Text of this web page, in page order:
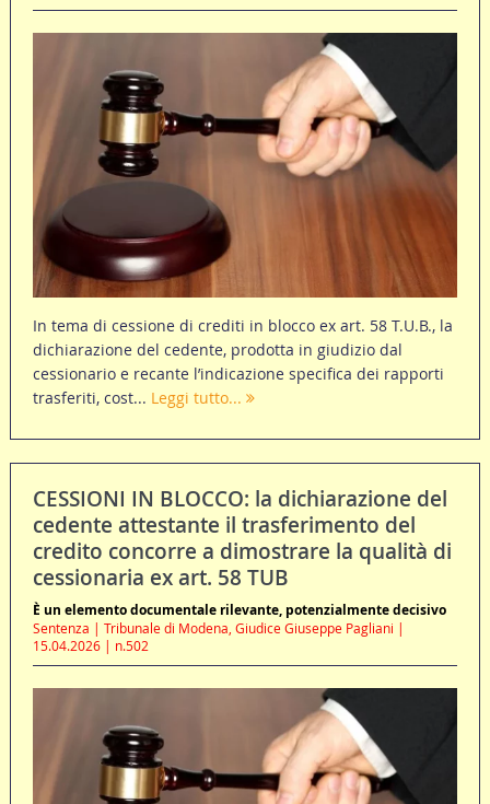
In tema di cessione di crediti in blocco ex art. 58 T.U.B., la
dichiarazione del cedente, prodotta in giudizio dal
cessionario e recante l’indicazione specifica dei rapporti
trasferiti, cost... Leggi tutto...
CESSIONI IN BLOCCO: la dichiarazione del
cedente attestante il trasferimento del
credito concorre a dimostrare la qualità di
cessionaria ex art. 58 TUB
È un elemento documentale rilevante, potenzialmente decisivo
Sentenza | Tribunale di Modena, Giudice Giuseppe Pagliani |
15.04.2026 | n.502